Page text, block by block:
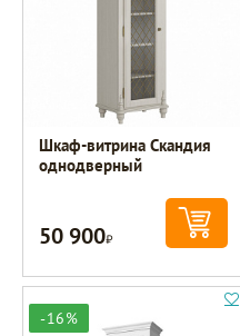
Шкаф-витрина Скандия
однодверный
50 900Р
-16%